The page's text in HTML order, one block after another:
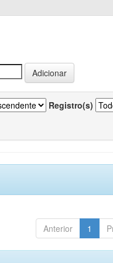
Registro(s)
Anterior 1